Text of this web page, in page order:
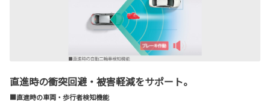
直進時の衝突回避・被害軽減をサポート。
■直進時の車両・歩行者検知機能